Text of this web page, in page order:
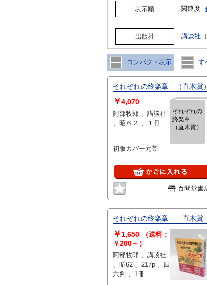
表示順 関連度
出版社 講談社（
コンパクト表示 す
それぞれの終楽章 （直木賞）
それぞれの
終楽章
（直木賞）
￥4,070
阿部牧郎 、講談社
、昭６２ 、１冊
初版カバー元帯
百間堂書
それぞれの終楽章 直木賞
￥ 1,650
（送料：
￥200～）
阿部牧郎 、講談社
、昭62 、217p 、四
六判 、1冊